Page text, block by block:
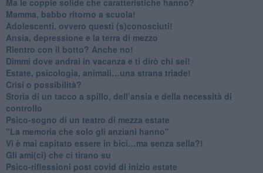
​Mamma, babbo ritorno a scuola!
Adolescenti, ovvero questi (s)conosciuti!
Ansia, depressione e la terra di mezzo
​Rientro con il botto? Anche no!
Dimmi dove andrai in vacanza e ti dirò chi sei!
​Estate, psicologia, animali…una strana triade!
​Crisi o possibilità?
​Storia di un tacco a spillo, dell’ansia e della necessità di
controllo
​Psico-sogno di un teatro di mezza estate
"La memoria che solo gli anziani hanno"
​Vi è mai capitato essere in bici…ma senza sella?!
​Gli ami(ci) che ci tirano su
Psico-riflessioni post covid di inizio estate